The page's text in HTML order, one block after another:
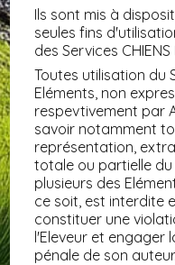
Ils sont mis à
seules fins
des Services CHIENS
Toutes utilisation du
Eléments, non
respevtivement par
savoir notamment
représentation,
totale ou partielle du
plusieurs des
ce soit, est interdite
constituer une
l'Eleveur et engager
pénale de son auteur.